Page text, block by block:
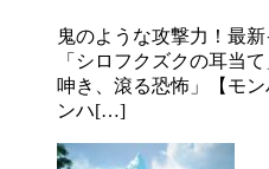
鬼のような攻撃力！最
「シロフクズクの耳当
呻き、滾る恐怖」【モ
ンハ[…]